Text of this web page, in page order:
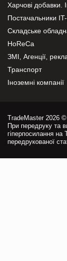
Харчові добавки.
Постачальники
Складське
HoReCa
ЗМІ, Агенції,
Транспорт
Іноземні компанії
TradeMaster 2026 ©
При передруку та
гіперпосилання
передрукованої